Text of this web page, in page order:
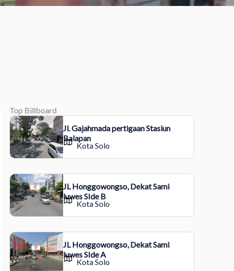
Top Billboard
Jl. Gajahmada pertigaan Stasiun
Balapan
Kota Solo
JL Honggowongso, Dekat Sami
luwes SIde B
Kota Solo
JL Honggowongso, Dekat Sami
luwes SIde A
Kota Solo